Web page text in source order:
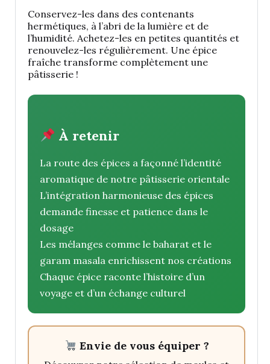
Conservez-les dans des contenants
hermétiques, à l’abri de la lumière et de
l’humidité. Achetez-les en petites quantités et
renouvelez-les régulièrement. Une épice
fraîche transforme complètement une
pâtisserie !
À retenir
La route des épices a façonné l’identité
aromatique de notre pâtisserie orientale
L’intégration harmonieuse des épices
demande finesse et patience dans le
dosage
Les mélanges comme le baharat et le
garam masala enrichissent nos créations
Chaque épice raconte l’histoire d’un
voyage et d’un échange culturel
Envie de vous équiper ?